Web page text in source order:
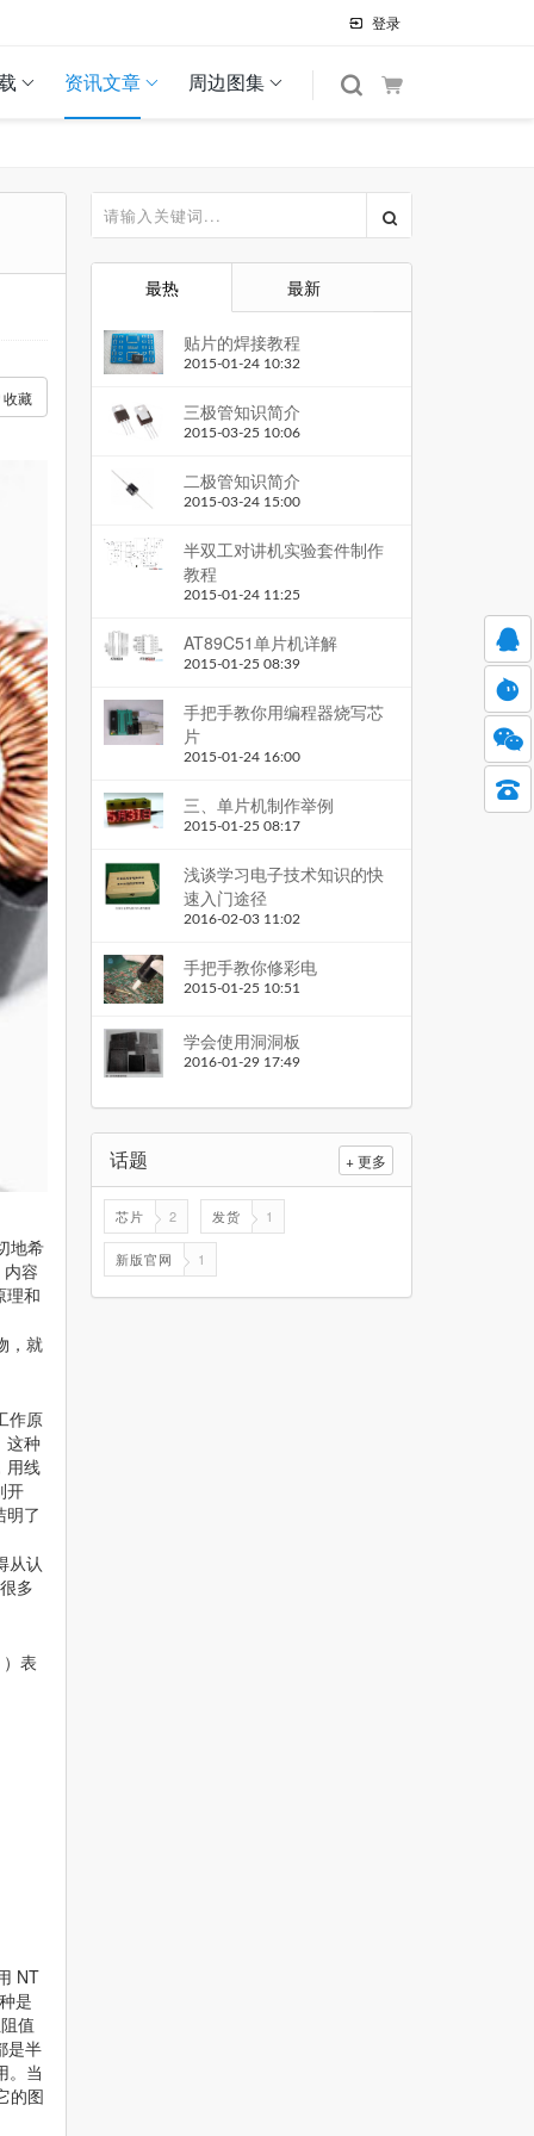
登录
资讯文章 周边图集
收藏
地希
容
理和
，就
作原
这种
用线
开
明了
从认
多
表
NT
是
值
是半
。当
的图
最热 最新
贴片的焊接教程
2015-01-24 10:32
三极管知识简介
2015-03-25 10:06
二极管知识简介
2015-03-24 15:00
半双工对讲机实验套件制作
教程
2015-01-24 11:25
AT89C51单片机详解
2015-01-25 08:39
手把手教你用编程器烧写芯
片
2015-01-24 16:00
三、单片机制作举例
2015-01-25 08:17
浅谈学习电子技术知识的快
速入门途径
2016-02-03 11:02
手把手教你修彩电
2015-01-25 10:51
学会使用洞洞板
2016-01-29 17:49
+ 更多
话题
芯片 2 发货 1
新版官网 1